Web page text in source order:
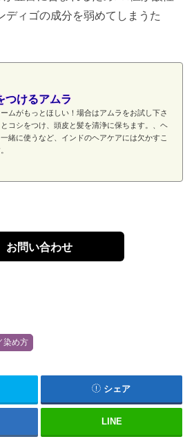
ディゴの成分を弱めてしまうた
つけるアムラ
ムがもっとほしい！場合はアムラをお試し下さ
コシをつけ、頭皮と髪を清浄に保ちます。、ヘ
緒に使うなど、インドのヘアケアには欠かすこ
お問い合わせ
染め方
シェア
LINE